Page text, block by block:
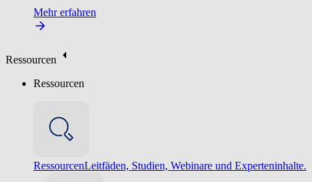
Mehr erfahren
Ressourcen
Ressourcen
RessourcenLeitfäden, Studien, Webinare und Experteninhalte.